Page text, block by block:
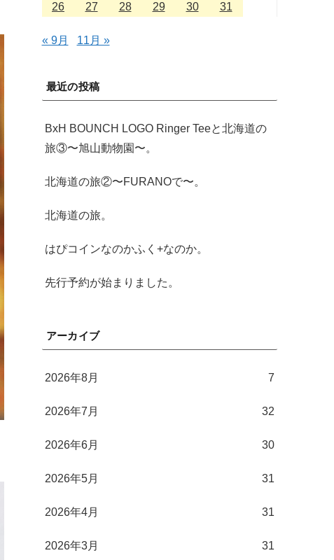
26
27 28 29 30 31
« 9月 11月 »
最近の投稿
BxH BOUNCH LOGO Ringer Teeと北海道の
旅③〜旭山動物園〜。
北海道の旅②〜FURANOで〜。
北海道の旅。
はぴコインなのかふく+なのか。
先行予約が始まりました。
アーカイブ
2026年8月 7
2026年7月 32
2026年6月 30
2026年5月 31
2026年4月 31
2026年3月 31